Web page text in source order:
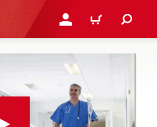
INICIE SESIÓN O
CARRITO